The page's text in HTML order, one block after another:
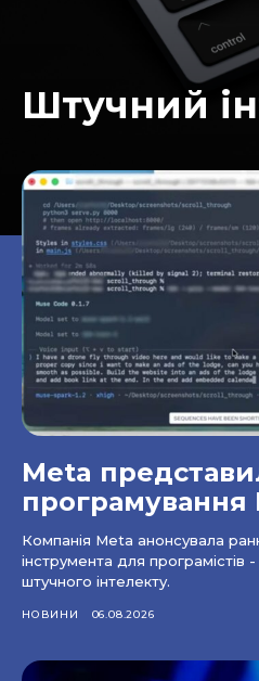
Штучний
Meta
програмування
Компанія Meta анонсувала
інструмента для програмістів
штучного інтелекту.
НОВИНИ 06.08.2026